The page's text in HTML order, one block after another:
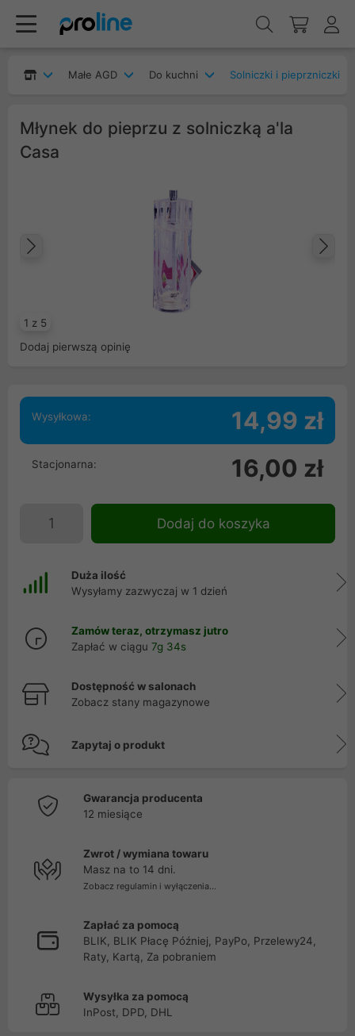
Małe AGD Do kuchni Solniczki i pieprzniczki
Młynek do pieprzu z solniczką a'la
Casa
1 z 5
Dodaj pierwszą opinię
Wysyłkowa: 14,99 zł
Stacjonarna: 16,00 zł
Dodaj do koszyka
Duża ilość
Wysyłamy zazwyczaj w 1 dzień
Zamów teraz, otrzymasz jutro
Zapłać w ciągu 7g 34s
Dostępność w salonach
Zobacz stany magazynowe
Zapytaj o produkt
Gwarancja producenta
12 miesiące
Zwrot / wymiana towaru
Masz na to 14 dni.
Zobacz regulamin i wyłączenia...
Zapłać za pomocą
BLIK, BLIK Płacę Później, PayPo, Przelewy24,
Raty, Kartą, Za pobraniem
Wysyłka za pomocą
InPost, DPD, DHL